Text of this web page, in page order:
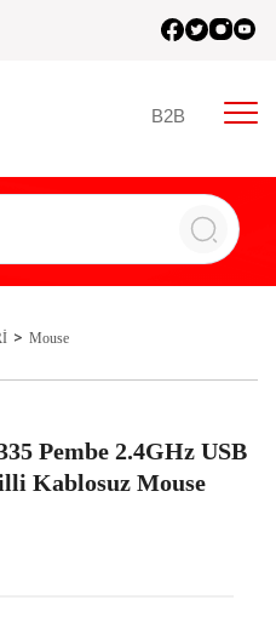
B2B
Mouse
Pembe 2.4GHz USB
Kablosuz Mouse